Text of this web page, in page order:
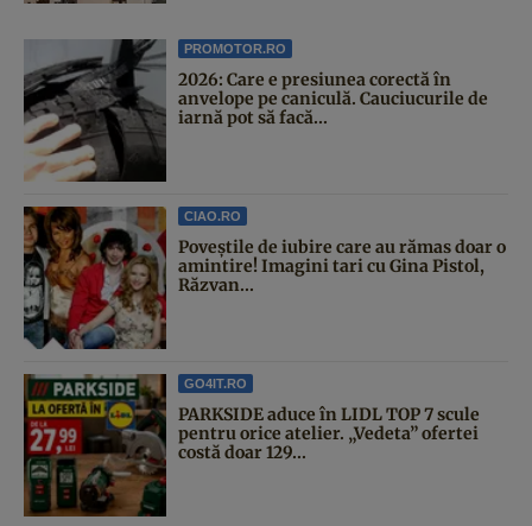
PROMOTOR.RO
2026: Care e presiunea corectă în
anvelope pe caniculă. Cauciucurile de
iarnă pot să facă...
CIAO.RO
Poveştile de iubire care au rămas doar o
amintire! Imagini tari cu Gina Pistol,
Răzvan...
GO4IT.RO
PARKSIDE aduce în LIDL TOP 7 scule
pentru orice atelier. „Vedeta” ofertei
costă doar 129...